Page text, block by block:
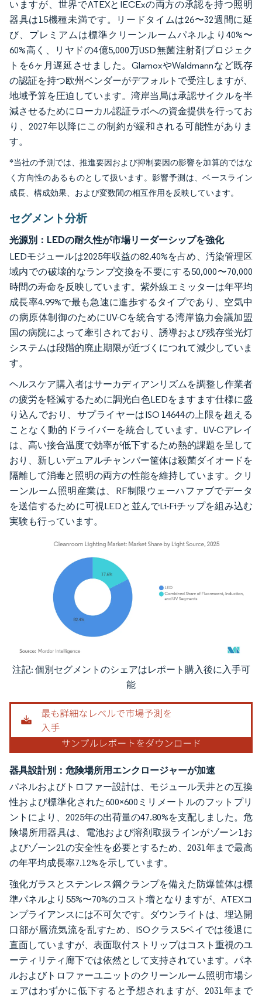
いますが、世界でATEXとIECExの両方の承認を持つ照明
器具は15機種未満です。リードタイムは26〜32週間に延
び、プレミアムは標準クリーンルームパネルより40%〜
60%高く、リヤドの4億5,000万USD無菌注射剤プロジェク
トを6ヶ月遅延させました。GlamoxやWaldmannなど既存
の認証を持つ欧州ベンダーがデフォルトで受注しますが、
地域予算を圧迫しています。湾岸当局は承認サイクルを半
減させるためにローカル認証ラボへの資金提供を行ってお
り、2027年以降にこの制約が緩和される可能性がありま
す。
*当社の予測では、推進要因および抑制要因の影響を加算的ではな
く方向性のあるものとして扱います。影響予測は、ベースライン
成長、構成効果、および変数間の相互作用を反映しています。
セグメント分析
光源別：LEDの耐久性が市場リーダーシップを強化
LEDモジュールは2025年収益の82.40%を占め、汚染管理区
域内での破壊的なランプ交換を不要にする50,000〜70,000
時間の寿命を反映しています。紫外線エミッターは年平均
成長率4.99%で最も急速に進歩するタイプであり、空気中
の病原体制御のためにUV-Cを統合する湾岸協力会議加盟
国の病院によって牽引されており、誘導および残存蛍光灯
システムは段階的廃止期限が近づくにつれて減少していま
す。
ヘルスケア購入者はサーカディアンリズムを調整し作業者
の疲労を軽減するために調光白色LEDをますます仕様に盛
り込んでおり、サプライヤーはISO 14644の上限を超える
ことなく動的ドライバーを統合しています。UV-Cアレイ
は、高い接合温度で効率が低下するため熱的課題を呈して
おり、新しいデュアルチャンバー筐体は殺菌ダイオードを
隔離して消毒と照明の両方の性能を維持しています。クリ
ーンルーム照明産業は、RF制限ウェーハファブでデータ
を送信するために可視LEDと並んでLi-Fiチップを組み込む
実験も行っています。
画像 © Mordor Intelligence。再利用にはCC BY 4.0の表示が必要です。
注記: 個別セグメントのシェアはレポート購入後に入手可
能
器具設計別：危険場所用エンクロージャーが加速
パネルおよびトロファー設計は、モジュール天井との互換
性および標準化された600×600ミリメートルのフットプリ
ントにより、2025年の出荷量の47.80%を支配しました。危
険場所用器具は、電池および溶剤取扱ラインがゾーン1お
よびゾーン21の安全性を必要とするため、2031年まで最高
の年平均成長率7.12%を示しています。
強化ガラスとステンレス鋼クランプを備えた防爆筐体は標
準パネルより55%〜70%のコスト増となりますが、ATEXコ
ンプライアンスには不可欠です。ダウンライトは、埋込開
口部が層流気流を乱すため、ISOクラス5ベイでは後退に
直面していますが、表面取付ストリップはコスト重視のユ
ーティリティ廊下では依然として支持されています。パネ
ルおよびトロファーユニットのクリーンルーム照明市場シ
ェアはわずかに低下すると予想されますが、2031年まで